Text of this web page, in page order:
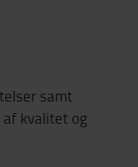
samt
kvalitet og